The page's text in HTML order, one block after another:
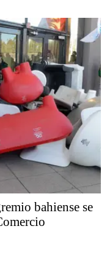
bahiense se